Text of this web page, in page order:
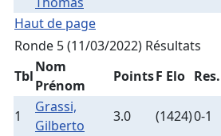
Haut de page
Ronde 5 (11/03/2022) Résultats
Tbl
Nom
Prénom
PointsF Elo Res.
1
Grassi,
Gilberto
3.0 (1424)0-1